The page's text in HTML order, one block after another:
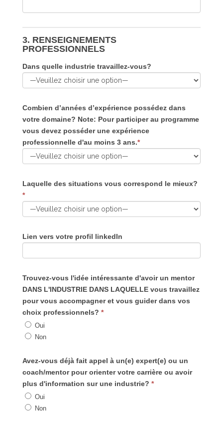
3. RENSEIGNEMENTS
PROFESSIONNELS
Dans quelle industrie travaillez-vous?
Combien d’années d’expérience possédez dans
votre domaine? Note: Pour participer au programme
vous devez posséder une expérience
professionnelle d'au moins 3 ans.*
Laquelle des situations vous correspond le mieux?
*
Lien vers votre profil linkedIn
Trouvez-vous l'idée intéressante d'avoir un mentor
DANS L'INDUSTRIE DANS LAQUELLE vous travaillez
pour vous accompagner et vous guider dans vos
choix professionnels? *
Oui
Non
Avez-vous déjà fait appel à un(e) expert(e) ou un
coach/mentor pour orienter votre carrière ou avoir
plus d'information sur une industrie? *
Oui
Non